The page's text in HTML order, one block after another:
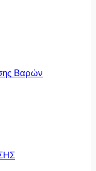
Βαρών